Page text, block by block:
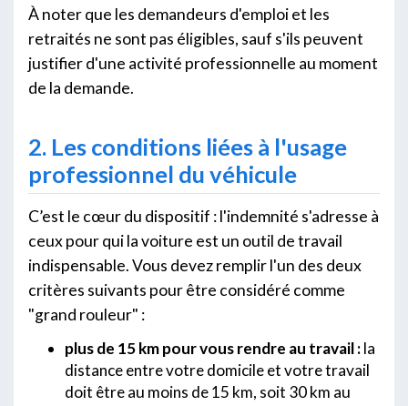
À noter que les demandeurs d'emploi et les
retraités ne sont pas éligibles, sauf s'ils peuvent
justifier d'une activité professionnelle au moment
de la demande.
2. Les conditions liées à l'usage
professionnel du véhicule
C’est le cœur du dispositif : l'indemnité s'adresse à
ceux pour qui la voiture est un outil de travail
indispensable. Vous devez remplir l'un des deux
critères suivants pour être considéré comme
"grand rouleur" :
plus de 15 km pour vous rendre au travail :la
distance entre votre domicile et votre travail
doit être au moins de 15 km, soit 30 km au